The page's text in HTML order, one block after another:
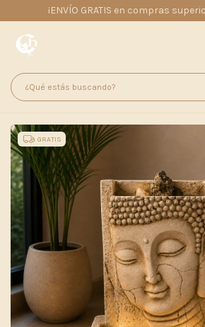
¡ENVÍO GRATIS en compras
GRATIS